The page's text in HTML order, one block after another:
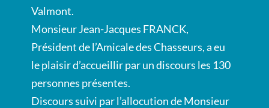
Valmont.
Monsieur Jean-Jacques FRANCK,
Président de l’Amicale des Chasseurs, a eu
le plaisir d’accueillir par un discours les 130
personnes présentes.
Discours suivi par l’allocution de Monsieur